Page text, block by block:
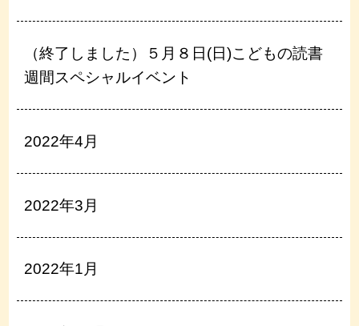
（終了しました）５月８日(日)こどもの読書
週間スペシャルイベント
2022年4月
2022年3月
2022年1月